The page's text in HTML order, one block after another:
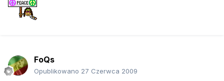
FoQs
Opublikowano 27 Czerwca 2009